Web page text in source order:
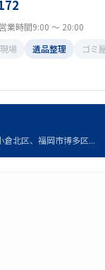
業時間9:00 ～ 20:00
場 遺品整理
ゴミ
倉北区、福岡市博多区...